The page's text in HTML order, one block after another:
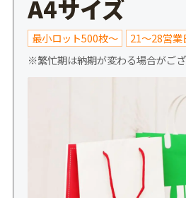
A4サイズ
最小ロット500枚～ 21～28営業
※繁忙期は納期が変わる場合がご